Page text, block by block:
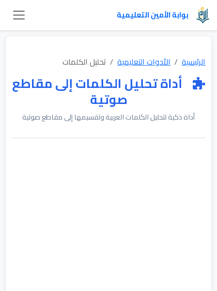
بوابة الأمين التعليمية
الرئيسية الأدوات التعليمية تحليل الكلمات
أداة تحليل الكلمات إلى مقاطع
صوتية
أداة ذكية لتحليل الكلمات العربية وتقسيمها إلى مقاطع صوتية